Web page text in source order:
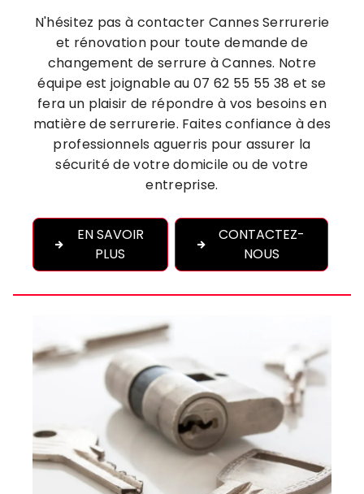
N'hésitez pas à contacter Cannes Serrurerie
et rénovation pour toute demande de
changement de serrure à Cannes. Notre
équipe est joignable au 07 62 55 55 38 et se
fera un plaisir de répondre à vos besoins en
matière de serrurerie. Faites confiance à des
professionnels aguerris pour assurer la
sécurité de votre domicile ou de votre
entreprise.
EN SAVOIR
PLUS
CONTACTEZ-
NOUS